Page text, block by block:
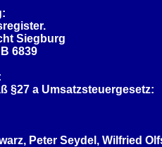
Siegburg
6839
§27 a Umsatzsteuergesetz:
Peter Seydel, Wilfried